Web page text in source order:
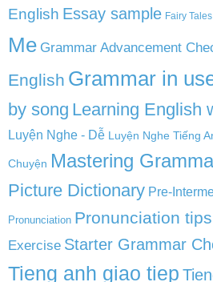
English Essay sample Fairy Tales
Me Grammar Advancement
English Grammar in
by song Learning English
Luyện Nghe - Dễ Luyện Nghe Tiếng
Chuyện Mastering
Picture Dictionary Pre-
Pronunciation Pronunciation tips
Exercise Starter Grammar
Tieng anh giao tiep